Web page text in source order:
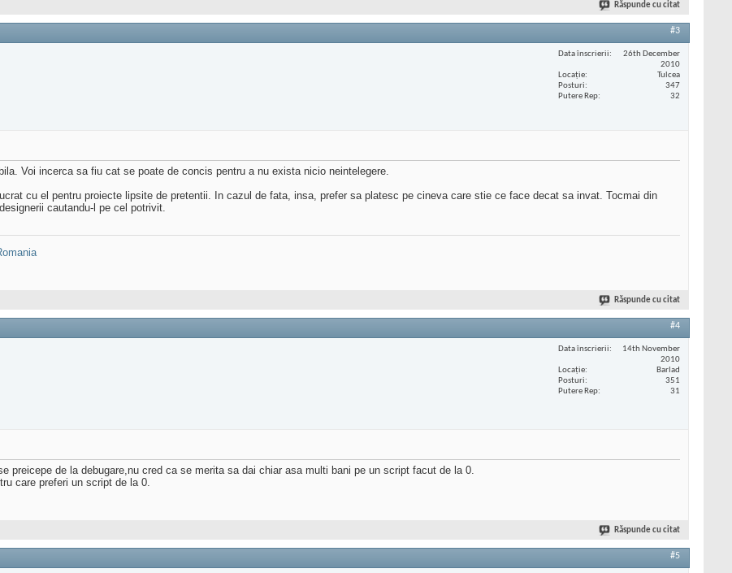
Răspunde cu citat
#3
Data înscrierii
26th December
2010
Locaţie
Tulcea
Posturi
347
Putere Rep
32
Voi incerca sa fiu cat se poate de concis pentru a nu exista nicio neintelegere.
cu el pentru proiecte lipsite de pretentii. In cazul de fata, insa, prefer sa platesc pe cineva care stie ce face decat sa invat. Tocmai din
cautandu-l pe cel potrivit.
Răspunde cu citat
#4
Data înscrierii
14th November
2010
Locaţie
Barlad
Posturi
351
Putere Rep
31
preicepe de la debugare,nu cred ca se merita sa dai chiar asa multi bani pe un script facut de la 0.
care preferi un script de la 0.
Răspunde cu citat
#5